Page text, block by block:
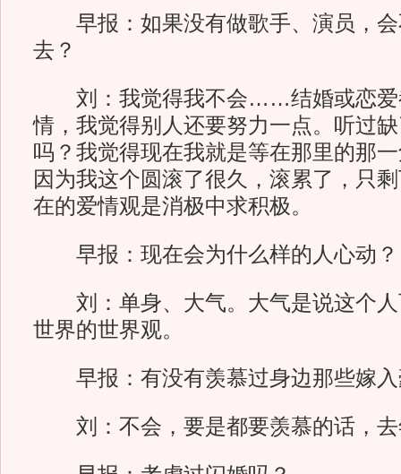
早报：如果没有做歌手、演员，会
去？
刘：我觉得我不会……结婚或恋爱
情，我觉得别人还要努力一点。听过
吗？我觉得现在我就是等在那里的那
因为我这个圆滚了很久，滚累了，只
在的爱情观是消极中求积极。
早报：现在会为什么样的人心动？
刘：单身、大气。大气是说这个人
世界的世界观。
早报：有没有羡慕过身边那些嫁入
刘：不会，要是都要羡慕的话，去